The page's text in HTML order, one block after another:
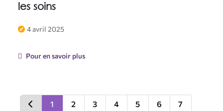
les soins
4 avril 2025
Pour en savoir plus
1 2 3 4 5 6
7